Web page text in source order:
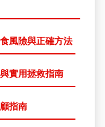
風險與正確方法
實用拯救指南
指南